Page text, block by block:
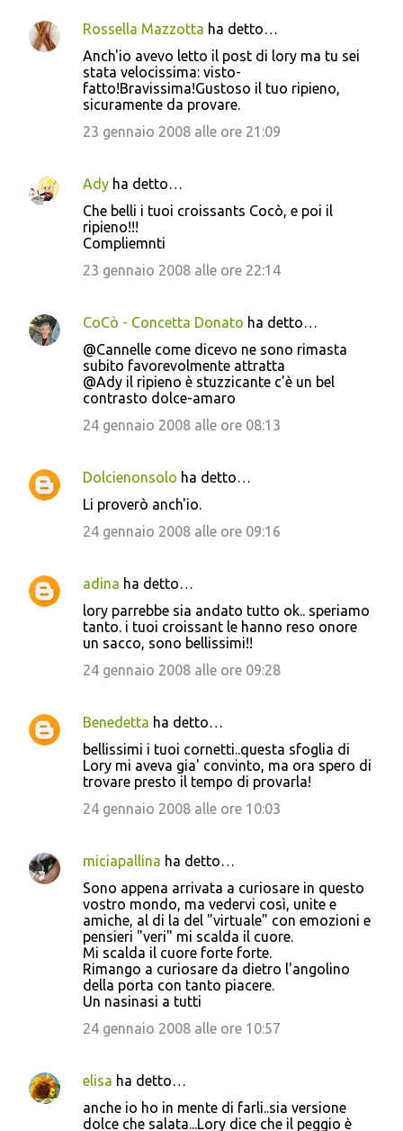
Rossella Mazzotta ha detto…
Anch'io avevo letto il post di lory ma tu sei
stata velocissima: visto-
fatto!Bravissima!Gustoso il tuo ripieno,
sicuramente da provare.
23 gennaio 2008 alle ore 21:09
Ady ha detto…
Che belli i tuoi croissants Cocò, e poi il
ripieno!!!
Compliemnti
23 gennaio 2008 alle ore 22:14
CoCò - Concetta Donato ha detto…
@Cannelle come dicevo ne sono rimasta
subito favorevolmente attratta
@Ady il ripieno è stuzzicante c'è un bel
contrasto dolce-amaro
24 gennaio 2008 alle ore 08:13
Dolcienonsolo ha detto…
Li proverò anch'io.
24 gennaio 2008 alle ore 09:16
adina ha detto…
lory parrebbe sia andato tutto ok.. speriamo
tanto. i tuoi croissant le hanno reso onore
un sacco, sono bellissimi!!
24 gennaio 2008 alle ore 09:28
Benedetta ha detto…
bellissimi i tuoi cornetti..questa sfoglia di
Lory mi aveva gia' convinto, ma ora spero di
trovare presto il tempo di provarla!
24 gennaio 2008 alle ore 10:03
miciapallina ha detto…
Sono appena arrivata a curiosare in questo
vostro mondo, ma vedervi così, unite e
amiche, al di la del "virtuale" con emozioni e
pensieri "veri" mi scalda il cuore.
Mi scalda il cuore forte forte.
Rimango a curiosare da dietro l'angolino
della porta con tanto piacere.
Un nasinasi a tutti
24 gennaio 2008 alle ore 10:57
elisa ha detto…
anche io ho in mente di farli..sia versione
dolce che salata...Lory dice che il peggio è